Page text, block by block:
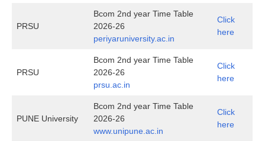
PRSU
Bcom 2nd year Time Table
2026-26
periyaruniversity.ac.in
Click
here
PRSU
Bcom 2nd year Time Table
2026-26
prsu.ac.in
Click
here
PUNE University
Bcom 2nd year Time Table
2026-26
www.unipune.ac.in
Click
here